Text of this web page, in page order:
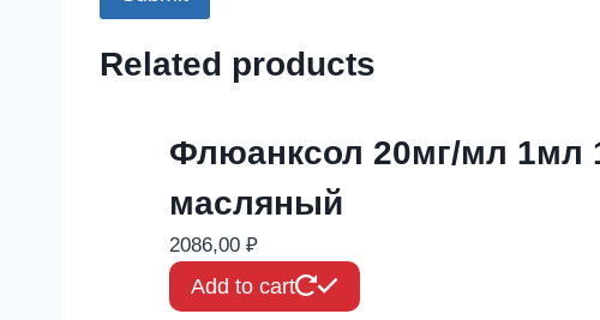
Related products
Флюанксол 20мг/мл 1мл
масляный
2086,00 ₽
Add to cart